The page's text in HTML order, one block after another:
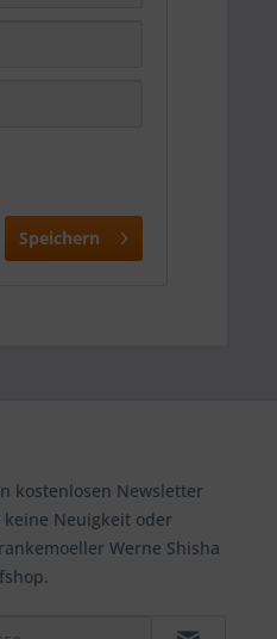
Speichern
kostenlosen Newsletter
keine Neuigkeit oder
Werne Shisha